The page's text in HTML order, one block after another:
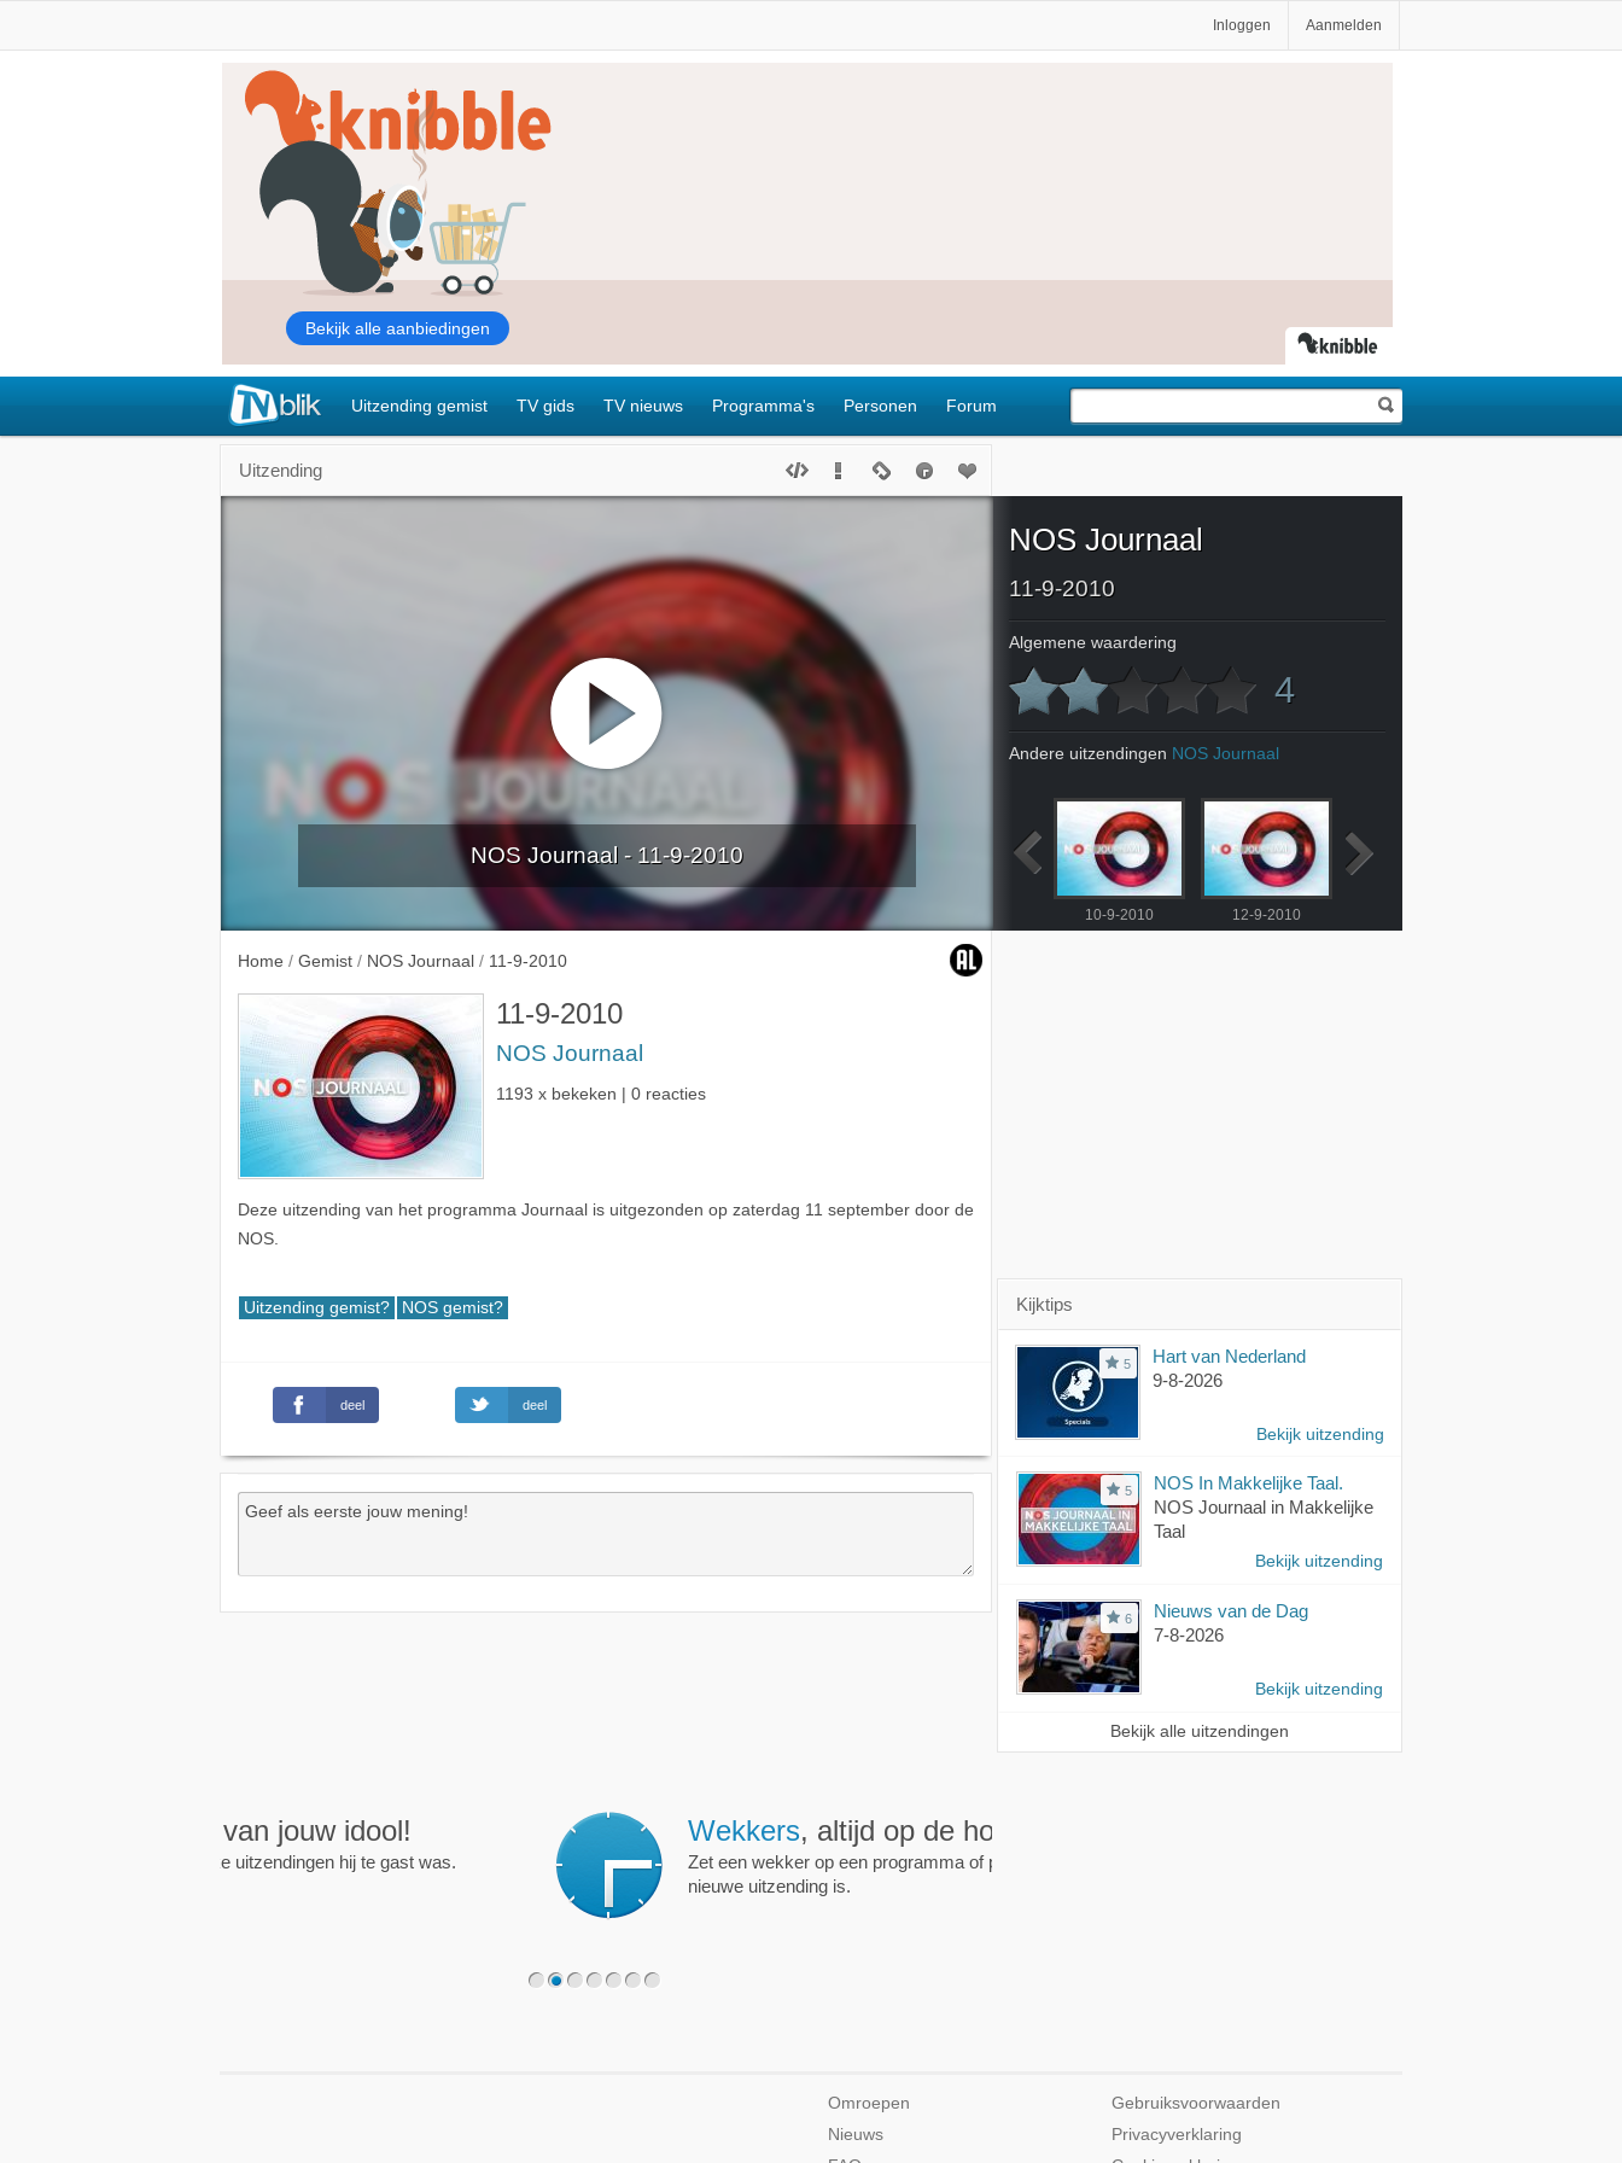
Inloggen Aanmelden
Uitzending gemist TV gids TV nieuws Programma's Personen Forum
Uitzending
NOS Journaal - 11-9-2010
Home / Gemist / NOS Journaal / 11-9-2010
11-9-2010
NOS Journaal
1193 x bekeken | 0 reacties
Deze uitzending van het programma Journaal is uitgezonden op zaterdag 11 september door de
NOS.
Uitzending gemist? NOS gemist?
deel deel
NOS Journaal
11-9-2010
Algemene waardering
4
Andere uitzendingen NOS Journaal
6-9-2010 7-9-2010 10-9-2010 12-9-2010
Kijktips
5
Hart van Nederland
9-8-2026
Bekijk uitzending
5
NOS In Makkelijke Taal.
NOS Journaal in Makkelijke
Taal
Bekijk uitzending
6
Nieuws van de Dag
7-8-2026
Bekijk uitzending
Bekijk alle uitzendingen
Wekkers , altijd op de hoogte!
Zet een wekker op een programma of persoon en je krijgt een mailtje als er een
Omroepen
Nieuws
Gebruiksvoorwaarden
Privacyverklaring